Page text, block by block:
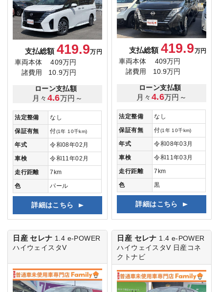
支払総額 419.9万円
車両本体
409万円
諸費用
10.9万円
ローン支払額
月々 4.6万円～
法定整備
なし
保証有無
付(1年 10千km)
年式
令和08年02月
車検
令和11年02月
走行距離
7km
色
パール
詳細はこちら
支払総額 419.9万円
車両本体
409万円
諸費用
10.9万円
ローン支払額
月々 4.6万円～
法定整備
なし
保証有無
付(1年 10千km)
年式
令和08年03月
車検
令和11年03月
走行距離
7km
色
黒
詳細はこちら
日産 セレナ 1.4 e-POWER
ハイウェイスタV
日産 セレナ 1.4 e-POWER
ハイウェイスタV 日産コネ
クトナビ